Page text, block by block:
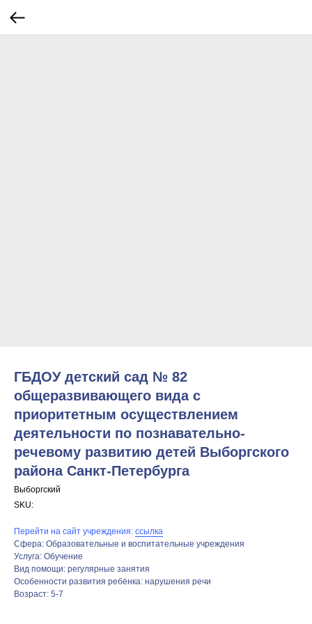
ГБДОУ детский сад № 82
общеразвивающего вида с
приоритетным осуществлением
деятельности по познавательно-
речевому развитию детей Выборгского
района Cанкт-Петербурга
Выборгский
SKU:
Перейти на сайт учреждения: ссылка
Сфера: Образовательные и воспитательные учреждения
Услуга: Обучение
Вид помощи: регулярные занятия
Особенности развития ребёнка: нарушения речи
Возраст: 5-7